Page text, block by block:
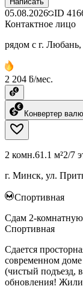
05.08.2026 ID
Контактное лицо
рядом с г.
2 204 ƃ/мес.
Конвертер
2 комн.61.1 м²2/7
г. Минск, ул.
Спортивная
Сдам 2-
Спортивная
Сдается
современном
(чистый
обновления! Жили